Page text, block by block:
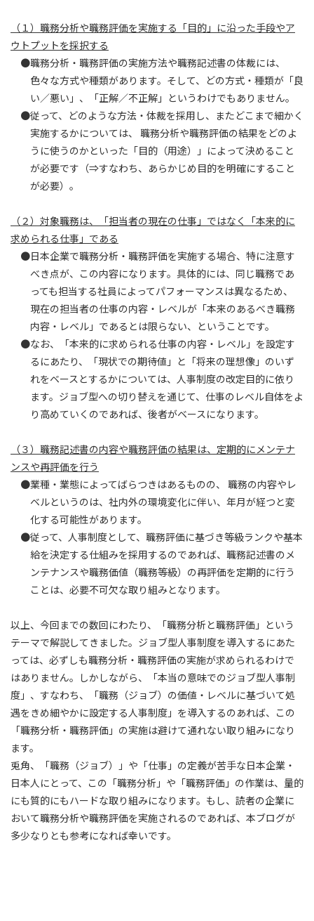
（１）職務分析や職務評価を実施する「目的」に沿った手段やア
ウトプットを採択する
●職務分析・職務評価の実施方法や職務記述書の体裁には、
色々な方式や種類があります。そして、どの方式・種類が「良
い／悪い」、「正解／不正解」というわけでもありません。
●従って、どのような方法・体裁を採用し、またどこまで細かく
実施するかについては、 職務分析や職務評価の結果をどのよ
うに使うのかといった「目的（用途）」によって決めること
が必要です（⇒すなわち、あらかじめ目的を明確にすること
が必要）。
（２）対象職務は、「担当者の現在の仕事」ではなく「本来的に
求められる仕事」である
●日本企業で職務分析・職務評価を実施する場合、特に注意す
べき点が、この内容になります。具体的には、同じ職務であ
っても担当する社員によってパフォーマンスは異なるため、
現在の担当者の仕事の内容・レベルが「本来のあるべき職務
内容・レベル」であるとは限らない、ということです。
●なお、「本来的に求められる仕事の内容・レベル」を設定す
るにあたり、「現状での期待値」と「将来の理想像」のいず
れをベースとするかについては、人事制度の改定目的に依り
ます。ジョブ型への切り替えを通じて、仕事のレベル自体をよ
り高めていくのであれば、後者がベースになります。
（３）職務記述書の内容や職務評価の結果は、定期的にメンテナ
ンスや再評価を行う
●業種・業態によってばらつきはあるものの、 職務の内容やレ
ベルというのは、社内外の環境変化に伴い、年月が経つと変
化する可能性があります。
●従って、人事制度として、職務評価に基づき等級ランクや基本
給を決定する仕組みを採用するのであれば、職務記述書のメ
ンテナンスや職務価値（職務等級）の再評価を定期的に行う
ことは、必要不可欠な取り組みとなります。
以上、今回までの数回にわたり、「職務分析と職務評価」という
テーマで解説してきました。ジョブ型人事制度を導入するにあた
っては、必ずしも職務分析・職務評価の実施が求められるわけで
はありません。しかしながら、「本当の意味でのジョブ型人事制
度」、すなわち、「職務（ジョブ）の価値・レベルに基づいて処
遇をきめ細やかに設定する人事制度」を導入するのあれば、この
「職務分析・職務評価」の実施は避けて通れない取り組みになり
ます。
兎角、「職務（ジョブ）」や「仕事」の定義が苦手な日本企業・
日本人にとって、この「職務分析」や「職務評価」の作業は、量的
にも質的にもハードな取り組みになります。もし、読者の企業に
おいて職務分析や職務評価を実施されるのであれば、本ブログが
多少なりとも参考になれば幸いです。